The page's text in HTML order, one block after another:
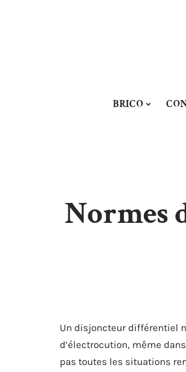
BRICO
Normes
Un disjoncteur différentiel
d’électrocution, même
pas toutes les situations